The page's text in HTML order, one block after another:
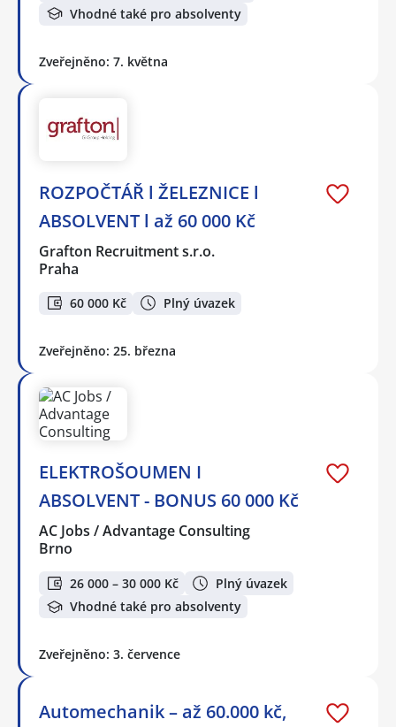
Vhodné také pro absolventy
Zveřejněno: 7. května
ROZPOČTÁŘ l ŽELEZNICE l
ABSOLVENT l až 60 000 Kč
Grafton Recruitment s.r.o.
Praha
60 000 Kč Plný úvazek
Zveřejněno: 25. března
ELEKTROŠOUMEN I
ABSOLVENT - BONUS 60 000 Kč
AC Jobs / Advantage Consulting
Brno
26 000 – 30 000 Kč
Plný úvazek
Vhodné také pro absolventy
Zveřejněno: 3. července
Automechanik – až 60.000 kč,